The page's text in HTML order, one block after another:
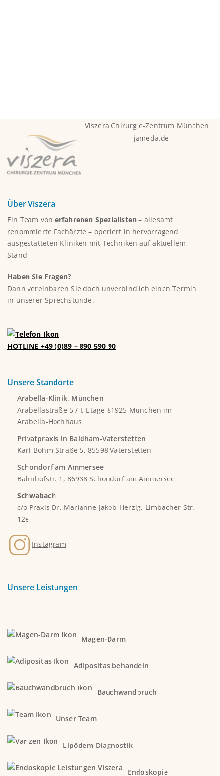
Viszera Chirurgie-Zentrum München
— jameda.de
Über Viszera
Ein Team von erfahrenen Spezialisten – allesamt
renommierte Fachärzte – operiert in hervorragend
ausgestatteten Kliniken mit Techniken auf aktuellem
Stand.
Haben Sie Fragen?
Dann vereinbaren Sie doch unverbindlich einen Termin
in unserer Sprechstunde.
HOTLINE +49 (0)89 – 890 590 90
Unsere Standorte
Arabella-Klinik, München
Arabellastraße 5 / I. Etage 81925 München im
Arabella-Hochhaus
Privatpraxis in Baldham-Vaterstetten
Karl-Böhm-Straße 5, 85598 Vaterstetten
Schondorf am Ammersee
Bahnhofstr. 1, 86938 Schondorf am Ammersee
Schwabach
c/o Praxis Dr. Marianne Jakob-Herzig, Limbacher Str.
12e
Instagram
Unsere Leistungen
Magen-Darm
Adipositas behandeln
Bauchwandbruch
Unser Team
Lipödem-Diagnostik
Endoskopie